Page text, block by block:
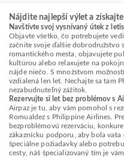
Nájdite najlepší výlet a
Navštívte svoj vysnívaný útek z
Objavte všetko, čo potrebujete
začnite svoje ďalšie dobrodružstvo
romantického mesta, objavujete
kultúrou alebo relaxujete na
nájde niečo. S množstvom
vzdialená len let. Nechajte sa tam
nezabudnuteľný zážitok.
Rezervujte si let bez problémov s
Airpaz je tu, aby vám pomohol s
Romualdez s Philippine Airlines.
bezproblémovú rezerváciu,
zákaznícku podporu, aby bola
špeciálne požiadavky alebo
cesty, náš špecializovaný tím je